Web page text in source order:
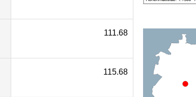
111.68
115.68